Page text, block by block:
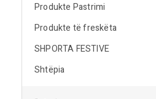
Produkte Pastrimi
Produkte të freskëta
SHPORTA FESTIVE
Shtëpia